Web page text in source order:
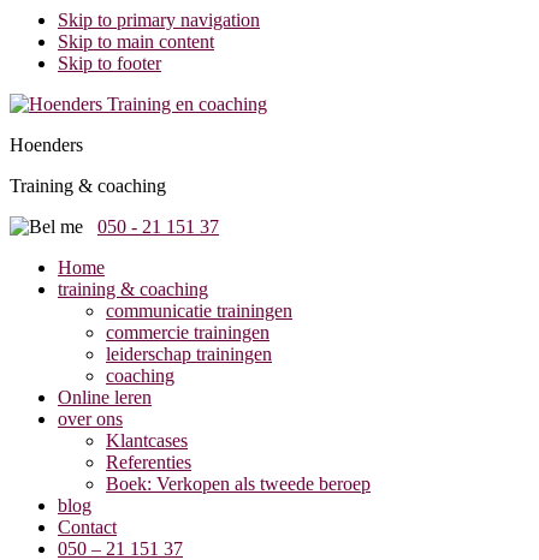
Skip to primary navigation
Skip to main content
Skip to footer
Hoenders
Training & coaching
050 - 21 151 37
Home
training & coaching
communicatie trainingen
commercie trainingen
leiderschap trainingen
coaching
Online leren
over ons
Klantcases
Referenties
Boek: Verkopen als tweede beroep
blog
Contact
050 – 21 151 37